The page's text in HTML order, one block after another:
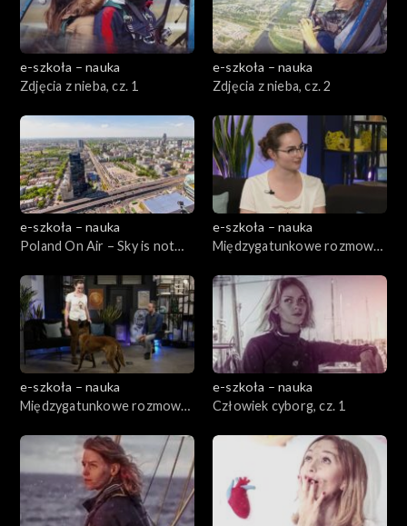
e-szkoła – nauka
Zdjęcia z nieba, cz. 1
e-szkoła – nauka
Zdjęcia z nieba, cz. 2
e-szkoła – nauka
Poland On Air – Sky is not
e-szkoła – nauka
Międzygatunkowe rozmowy,
e-szkoła – nauka
Międzygatunkowe rozmowy,
e-szkoła – nauka
Człowiek cyborg, cz. 1